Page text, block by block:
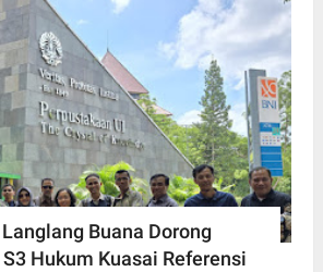
Buana Dorong
Hukum Kuasai Referensi